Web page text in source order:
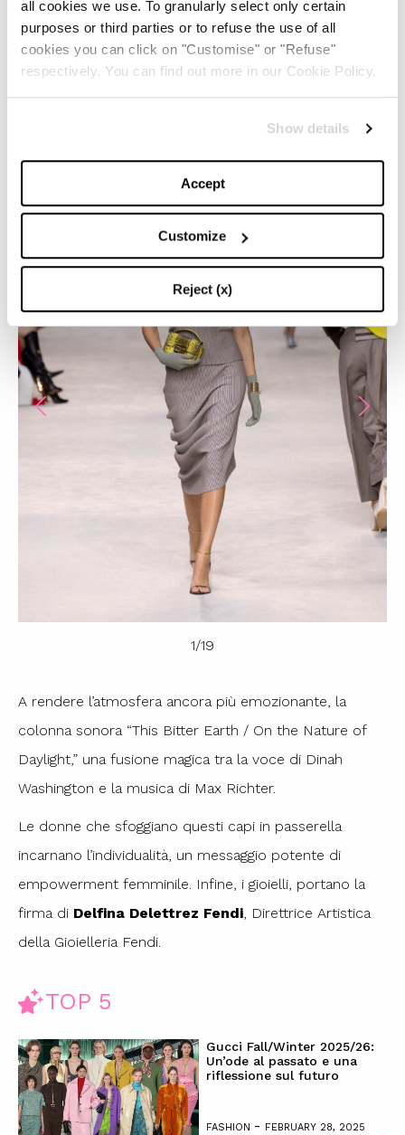
all cookies we use. To granularly select only certain
purposes or third parties or to refuse the use of all
cookies you can click on "Customise" or "Refuse"
respectively. You can find out more in our Cookie Policy.
Show details
Accept
Customize
Reject (x)
più compatte, dimostrando che la grandezza può
essere declinata in piccole dosi.
I BEST LOOK DELLA COLLEZIONE
1/19
A rendere l’atmosfera ancora più emozionante, la
colonna sonora “This Bitter Earth / On the Nature of
Daylight,” una fusione magica tra la voce di Dinah
Washington e la musica di Max Richter.
Le donne che sfoggiano questi capi in passerella
incarnano l’individualità, un messaggio potente di
empowerment femminile. Infine, i gioielli, portano la
firma di Delfina Delettrez Fendi , Direttrice Artistica
della Gioielleria Fendi.
TOP 5
Gucci Fall/Winter 2025/26:
Un’ode al passato e una
riflessione sul futuro
FASHION - FEBRUARY 28, 2025